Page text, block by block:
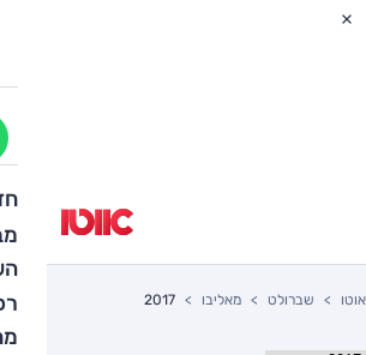
אוטו שברולט מאליבו 2017